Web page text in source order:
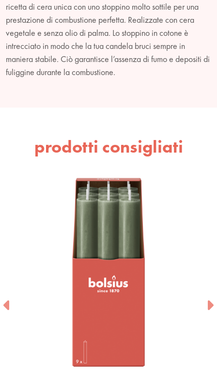
ricetta di cera unica con uno stoppino molto sottile per una
prestazione di combustione perfetta. Realizzate con cera
vegetale e senza olio di palma. Lo stoppino in cotone è
intrecciato in modo che la tua candela bruci sempre in
maniera stabile. Ciò garantisce l’assenza di fumo e depositi di
fuliggine durante la combustione.
prodotti consigliati